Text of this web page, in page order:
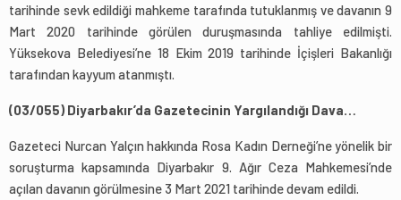
tarihinde sevk edildiği mahkeme tarafında tutuklanmış ve davanın 9
Mart 2020 tarihinde görülen duruşmasında tahliye edilmişti.
Yüksekova Belediyesi’ne 18 Ekim 2019 tarihinde İçişleri Bakanlığı
tarafından kayyum atanmıştı.
(03/055) Diyarbakır’da Gazetecinin Yargılandığı Dava…
Gazeteci Nurcan Yalçın hakkında Rosa Kadın Derneği’ne yönelik bir
soruşturma kapsamında Diyarbakır 9. Ağır Ceza Mahkemesi’nde
açılan davanın görülmesine 3 Mart 2021 tarihinde devam edildi.